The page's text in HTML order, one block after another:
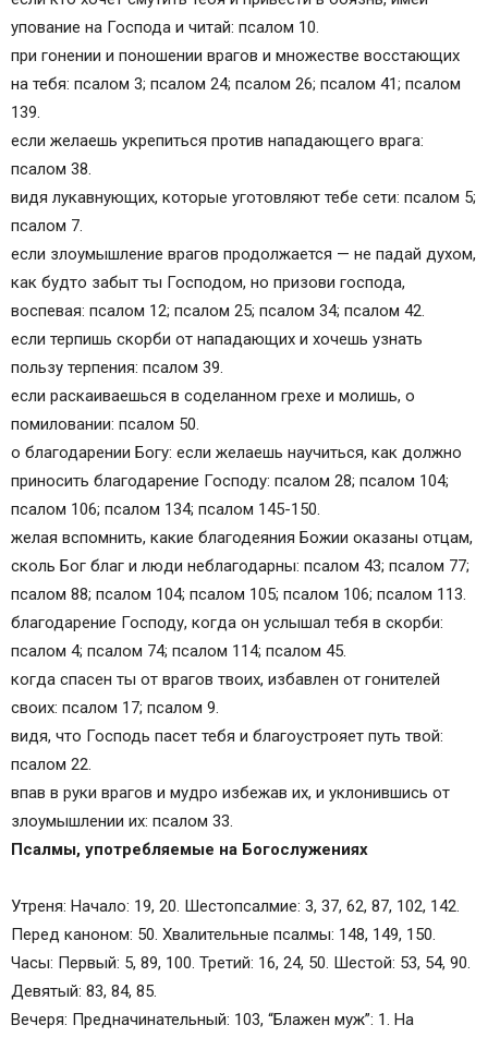
упование на Господа и читай: псалом 10.
при гонении и поношении врагов и множестве восстающих
на тебя: псалом 3; псалом 24; псалом 26; псалом 41; псалом
139.
если желаешь укрепиться против нападающего врага:
псалом 38.
видя лукавнующих, которые уготовляют тебе сети: псалом 5;
псалом 7.
если злоумышление врагов продолжается — не падай духом,
как будто забыт ты Господом, но призови господа,
воспевая: псалом 12; псалом 25; псалом 34; псалом 42.
если терпишь скорби от нападающих и хочешь узнать
пользу терпения: псалом 39.
если раскаиваешься в соделанном грехе и молишь, о
помиловании: псалом 50.
о благодарении Богу: если желаешь научиться, как должно
приносить благодарение Господу: псалом 28; псалом 104;
псалом 106; псалом 134; псалом 145-150.
желая вспомнить, какие благодеяния Божии оказаны отцам,
сколь Бог благ и люди неблагодарны: псалом 43; псалом 77;
псалом 88; псалом 104; псалом 105; псалом 106; псалом 113.
благодарение Господу, когда он услышал тебя в скорби:
псалом 4; псалом 74; псалом 114; псалом 45.
когда спасен ты от врагов твоих, избавлен от гонителей
своих: псалом 17; псалом 9.
видя, что Господь пасет тебя и благоустрояет путь твой:
псалом 22.
впав в руки врагов и мудро избежав их, и уклонившись от
злоумышлении их: псалом 33.
Псалмы, употребляемые на Богослужениях
Утреня: Начало: 19, 20. Шестопсалмие: 3, 37, 62, 87, 102, 142.
Перед каноном: 50. Хвалительные псалмы: 148, 149, 150.
Часы: Первый: 5, 89, 100. Третий: 16, 24, 50. Шестой: 53, 54, 90.
Девятый: 83, 84, 85.
Вечеря: Предначинательный: 103, “Блажен муж”: 1. На